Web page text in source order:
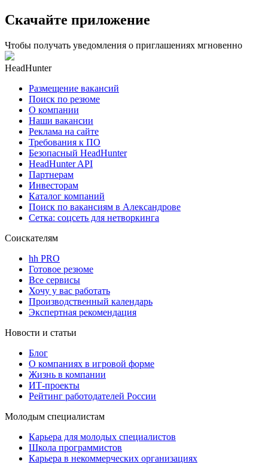
Скачайте приложение
Чтобы получать уведомления о приглашениях мгновенно
HeadHunter
Размещение вакансий
Поиск по резюме
О компании
Наши вакансии
Реклама на сайте
Требования к ПО
Безопасный HeadHunter
HeadHunter API
Партнерам
Инвесторам
Каталог компаний
Поиск по вакансиям в Александрове
Сетка: соцсеть для нетворкинга
Соискателям
hh PRO
Готовое резюме
Все сервисы
Хочу у вас работать
Производственный календарь
Экспертная рекомендация
Новости и статьи
Блог
О компаниях в игровой форме
Жизнь в компании
ИТ-проекты
Рейтинг работодателей России
Молодым специалистам
Карьера для молодых специалистов
Школа программистов
Карьера в некоммерческих организациях